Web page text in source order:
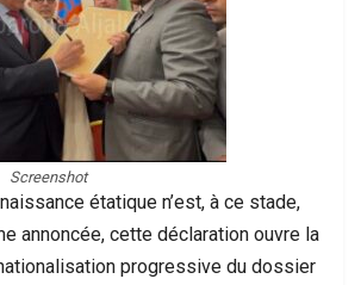
Screenshot
étatique n’est, à ce stade,
annoncée, cette déclaration ouvre la
progressive du dossier